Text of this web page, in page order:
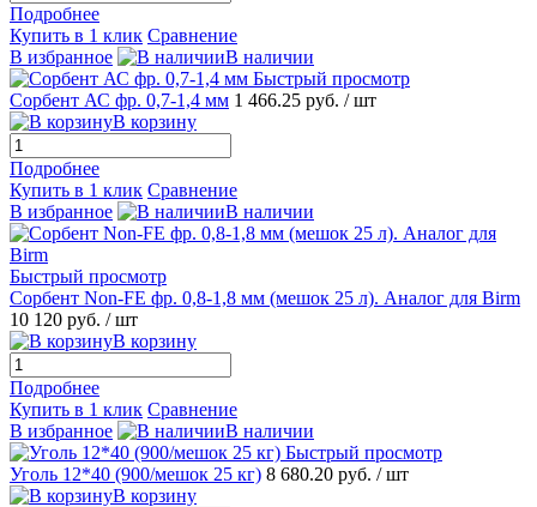
Подробнее
Купить в 1 клик Сравнение
В избранное
В наличии
Быстрый просмотр
Сорбент АС фр. 0,7-1,4 мм 1 466.25 руб. / шт
В корзину
Подробнее
Купить в 1 клик Сравнение
В избранное
В наличии
Быстрый просмотр
Сорбент Non-FE фр. 0,8-1,8 мм (мешок 25 л). Аналог для Birm
10 120 руб. / шт
В корзину
Подробнее
Купить в 1 клик Сравнение
В избранное
В наличии
Быстрый просмотр
Уголь 12*40 (900/мешок 25 кг) 8 680.20 руб. / шт
В корзину